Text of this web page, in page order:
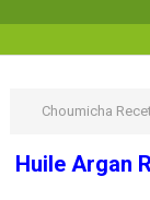
Choumicha
Huile Argan